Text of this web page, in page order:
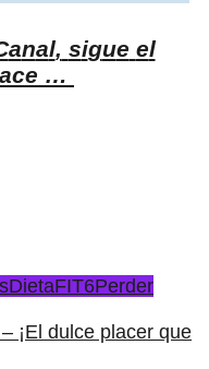
anal, sigue el
ace …
DietaFIT6Perder
¡El dulce placer que